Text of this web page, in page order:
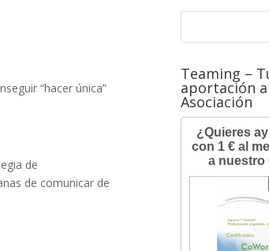
“hacer única”
de
de comunicar de
Teaming –
aportación
Asociación